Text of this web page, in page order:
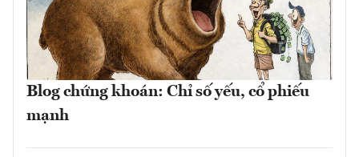
Blog chứng khoán: Chỉ số yếu, cổ phiếu
mạnh